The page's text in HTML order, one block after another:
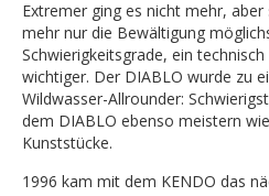
Extremer ging es nicht mehr,
mehr nur die Bewältigung
Schwierigkeitsgrade, ein
wichtiger. Der DIABLO wurde zu
Wildwasser-Allrounder:
dem DIABLO ebenso meistern
Kunststücke.
1996 kam mit dem KENDO das